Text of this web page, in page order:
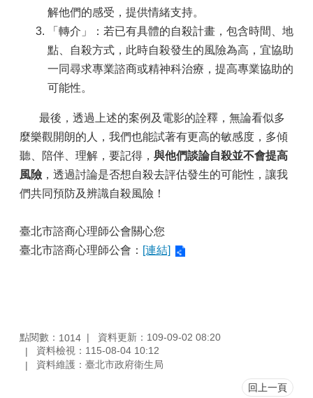
解他們的感受，提供情緒支持。
「轉介」：若已有具體的自殺計畫，包含時間、地
點、自殺方式，此時自殺發生的風險為高，宜協助
一同尋求專業諮商或精神科治療，提高專業協助的
可能性。
最後，透過上述的案例及電影的詮釋，無論看似多
麼樂觀開朗的人，我們也能試著有更高的敏感度，多傾
聽、陪伴、理解，要記得， 與他們談論自殺並不會提高
風險 ，透過討論是否想自殺去評估發生的可能性，讓我
們共同預防及辨識自殺風險！
臺北市諮商心理師公會關心您
臺北市諮商心理師公會： [連結]
點閱數： 1014
資料更新：109-09-02 08:20
資料檢視：115-08-04 10:12
資料維護：臺北市政府衛生局
回上一頁